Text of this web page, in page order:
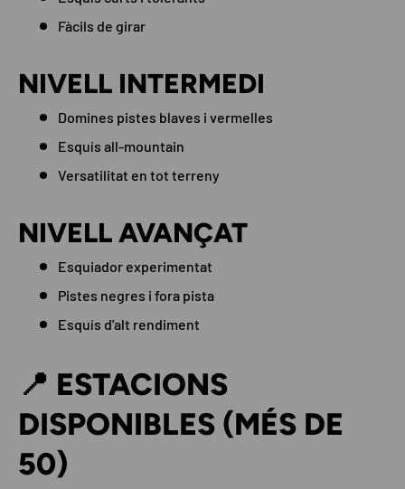
Fàcils de girar
NIVELL INTERMEDI
Domines pistes blaves i vermelles
Esquís all-mountain
Versatilitat en tot terreny
NIVELL AVANÇAT
Esquiador experimentat
Pistes negres i fora pista
Esquís d'alt rendiment
📍 ESTACIONS
DISPONIBLES (MÉS DE
50)